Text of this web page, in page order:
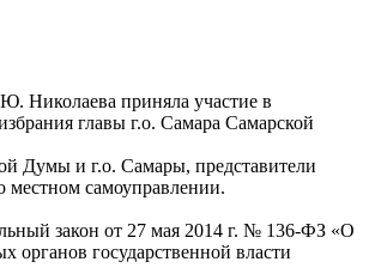
Николаева приняла участие в
главы г.о. Самара Самарской
Думы и г.о. Самары, представители
местном самоуправлении.
закон от 27 мая 2014 г. № 136-ФЗ «О
органов государственной власти